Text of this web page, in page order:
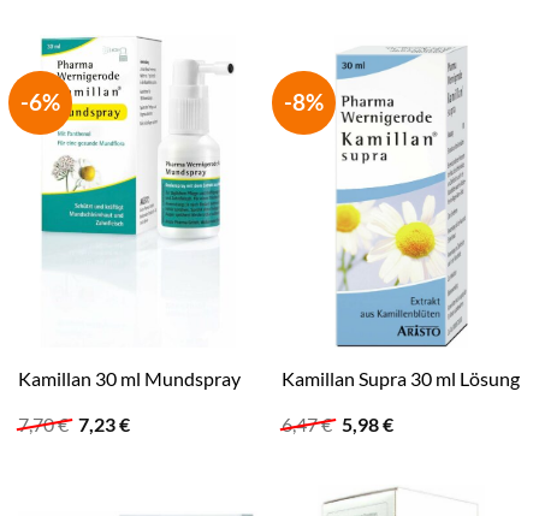
-6%
Kamillan 30 ml Mundspray
7,70€ Ursprünglicher
Preis
7,23€Aktueller
-8%
Kamillan Supra 30 ml Lösung
6,47€ Ursprünglicher
Preis
5,98€Aktueller
5,98 €.